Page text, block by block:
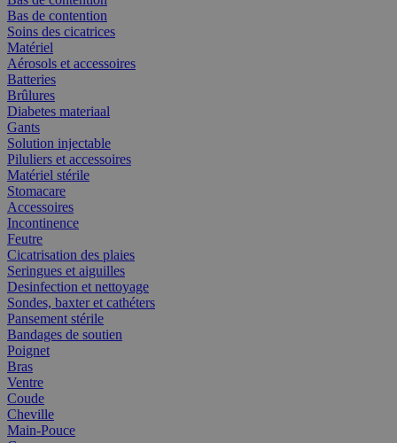
Bas de contention
Soins des cicatrices
Matériel
Aérosols et accessoires
Batteries
Brûlures
Diabetes materiaal
Gants
Solution injectable
Piluliers et accessoires
Matériel stérile
Stomacare
Accessoires
Incontinence
Feutre
Cicatrisation des plaies
Seringues et aiguilles
Desinfection et nettoyage
Sondes, baxter et cathéters
Pansement stérile
Bandages de soutien
Poignet
Bras
Ventre
Coude
Cheville
Main-Pouce